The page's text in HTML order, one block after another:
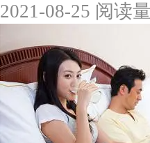
2021-08-25 阅读